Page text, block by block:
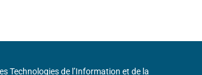
Technologies de l’Information et de la